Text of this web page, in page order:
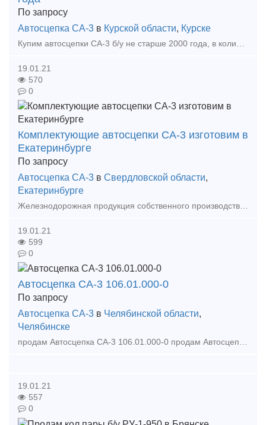
По запросу
Автосцепка СА-3 в Курской области, Курске
19.01.21
570
0
Комплектующие автосцепки СА-3 изготовим в
Екатеринбурге
По запросу
Автосцепка СА-3 в Свердловской области,
Екатеринбурге
19.01.21
599
0
Автосцепка СА-3 106.01.000-0
По запросу
Автосцепка СА-3 в Челябинской области,
Челябинске
продам Автосцепка СА-3 106.01.000-0 продам Автосцепка СА-3 106.01.000-0 продам Автосцепка СА-3 106.01.000-0 продам Автосцепка СА-3 106.01.000-0 продам Автосцепка СА-3 1
19.01.21
557
0